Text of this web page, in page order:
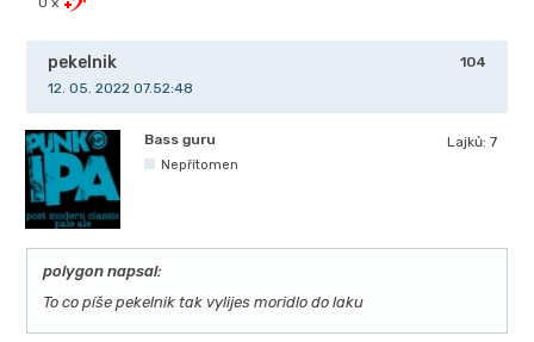
104
pekelnik
12. 05. 2022 07.52:48
Bass guru
Nepřítomen
Lajků: 7
polygon napsal:
To co píše pekelnik tak vylijes moridlo do laku